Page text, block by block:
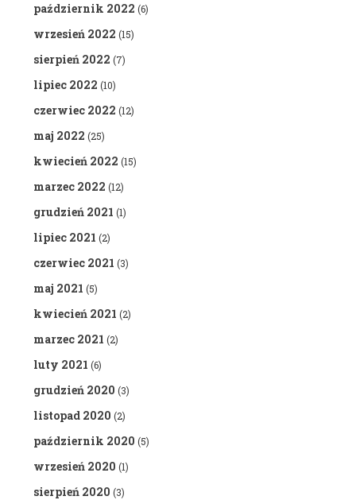
październik 2022 (6)
wrzesień 2022 (15)
sierpień 2022 (7)
lipiec 2022 (10)
czerwiec 2022 (12)
maj 2022 (25)
kwiecień 2022 (15)
marzec 2022 (12)
grudzień 2021 (1)
lipiec 2021 (2)
czerwiec 2021 (3)
maj 2021 (5)
kwiecień 2021 (2)
marzec 2021 (2)
luty 2021 (6)
grudzień 2020 (3)
listopad 2020 (2)
październik 2020 (5)
wrzesień 2020 (1)
sierpień 2020 (3)